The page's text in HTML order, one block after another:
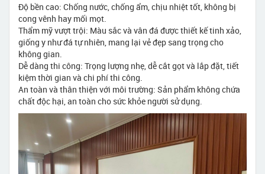
Độ bền cao: Chống nước, chống ẩm, chịu nhiệt tốt, không bị
cong vênh hay mối mọt.
Thẩm mỹ vượt trội: Màu sắc và vân đá được thiết kế tinh xảo,
giống y như đá tự nhiên, mang lại vẻ đẹp sang trọng cho
không gian.
Dễ dàng thi công: Trọng lượng nhẹ, dễ cắt gọt và lắp đặt, tiết
kiệm thời gian và chi phí thi công.
An toàn và thân thiện với môi trường: Sản phẩm không chứa
chất độc hại, an toàn cho sức khỏe người sử dụng.